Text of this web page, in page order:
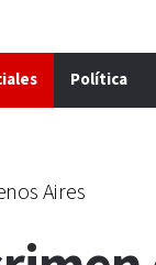
Política
Aires